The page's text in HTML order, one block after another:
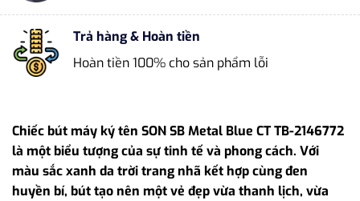
Trả hàng & Hoàn tiền
Hoàn tiền 100% cho sản phẩm lỗi
Chiếc bút máy ký tên SON SB Metal Blue CT TB-2146772
là một biểu tượng của sự tinh tế và phong cách. Với
màu sắc xanh da trời trang nhã kết hợp cùng đen
huyền bí, bút tạo nên một vẻ đẹp vừa thanh lịch, vừa